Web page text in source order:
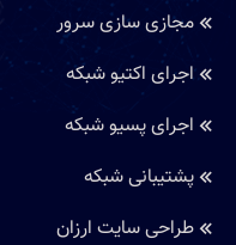
مجازی سازی سرور
اجرای اکتیو شبکه
اجرای پسیو شبکه
پشتیبانی شبکه
طراحی سایت ارزان